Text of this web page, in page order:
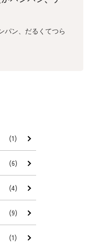
パン、だるくてつら
(1)
(6)
(4)
(9)
(1)